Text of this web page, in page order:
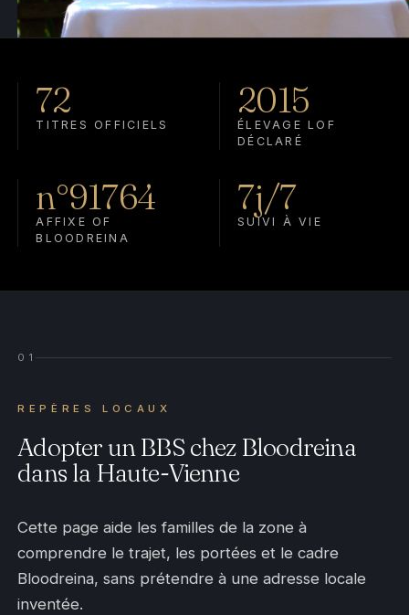
72
TITRES OFFICIELS
2015
ÉLEVAGE LOF
DÉCLARÉ
n°91764
AFFIXE OF
BLOODREINA
7j/7
SUIVI À VIE
01
REPÈRES LOCAUX
Adopter un BBS chez Bloodreina
dans la Haute-Vienne
Cette page aide les familles de la zone à
comprendre le trajet, les portées et le cadre
Bloodreina, sans prétendre à une adresse locale
inventée.